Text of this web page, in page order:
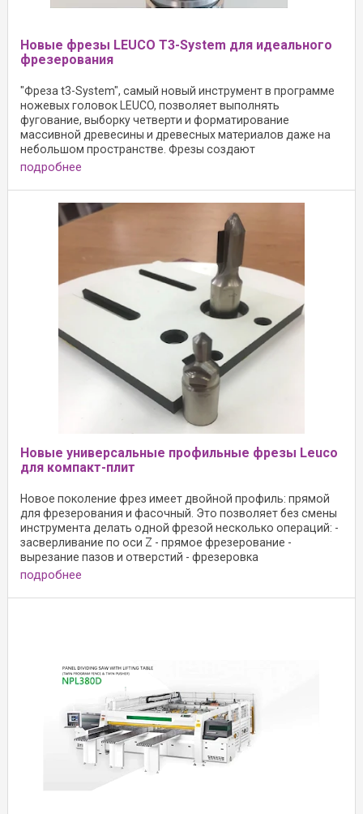
Новые фрезы LEUCO T3-System для идеального
фрезерования
"Фреза t3-System", самый новый инструмент в программе
ножевых головок LEUCO, позволяет выполнять
фугование, выборку четверти и форматирование
массивной древесины и древесных материалов даже на
небольшом пространстве. Фрезы создают
соответствующие
подробнее
Новые универсальные профильные фрезы Leuco
для компакт-плит
Новое поколение фрез имеет двойной профиль: прямой
для фрезерования и фасочный. Это позволяет без смены
инструмента делать одной фрезой несколько операций: -
засверливание по оси Z - прямое фрезерование -
вырезание пазов и отверстий - фрезеровка
подробнее